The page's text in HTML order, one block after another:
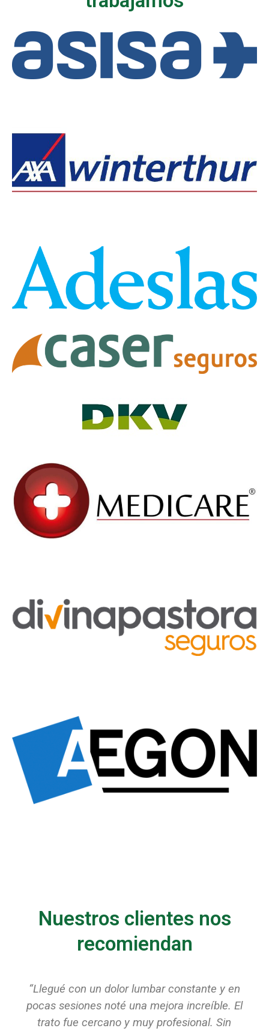
Nuestros clientes nos
recomiendan
“Después de mi lesión de rodilla pensé que
tardaría meses en recuperarme, pero gracias
al equipo todo fue mucho más rápido.